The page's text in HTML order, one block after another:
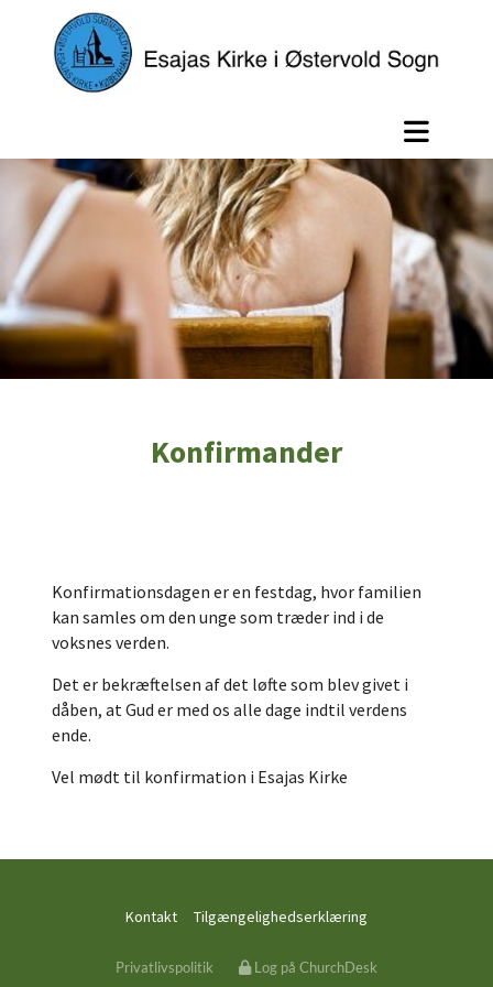
Konfirmander
Konfirmationsdagen er en festdag, hvor familien
kan samles om den unge som træder ind i de
voksnes verden.
Det er bekræftelsen af det løfte som blev givet i
dåben, at Gud er med os alle dage indtil verdens
ende.
Vel mødt til konfirmation i Esajas Kirke
Kontakt Tilgængelighedserklæring
Privatlivspolitik Log på ChurchDesk